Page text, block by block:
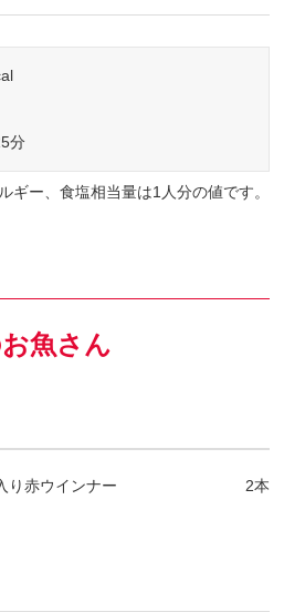
分
ギー、食塩相当量は1人分の値です。
魚さん
り赤ウインナー 2本